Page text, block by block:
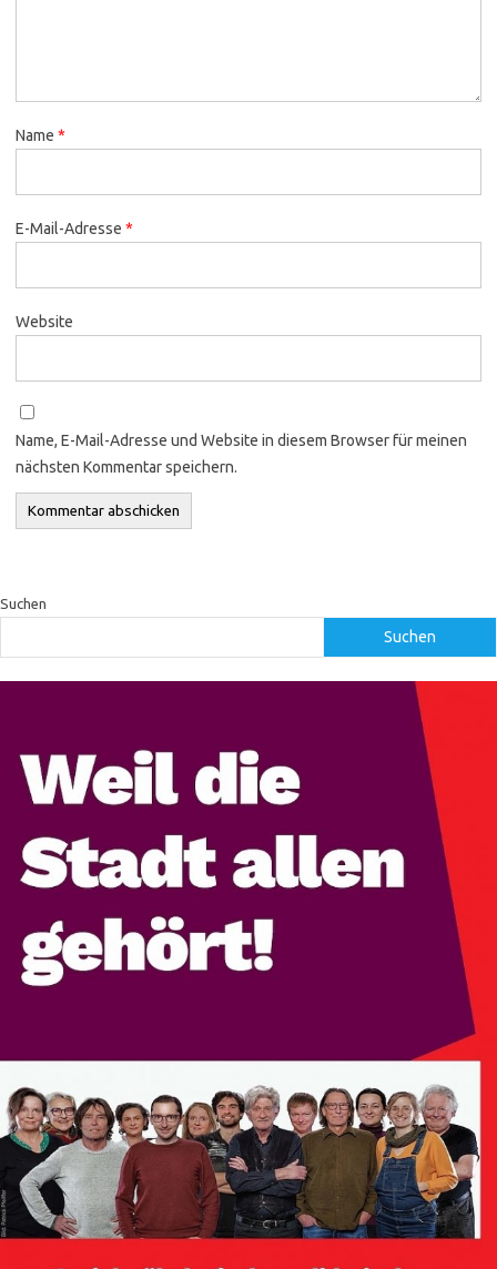
Name *
E-Mail-Adresse *
Website
Name, E-Mail-Adresse und Website in diesem Browser für meinen
nächsten Kommentar speichern.
Suchen
Suchen